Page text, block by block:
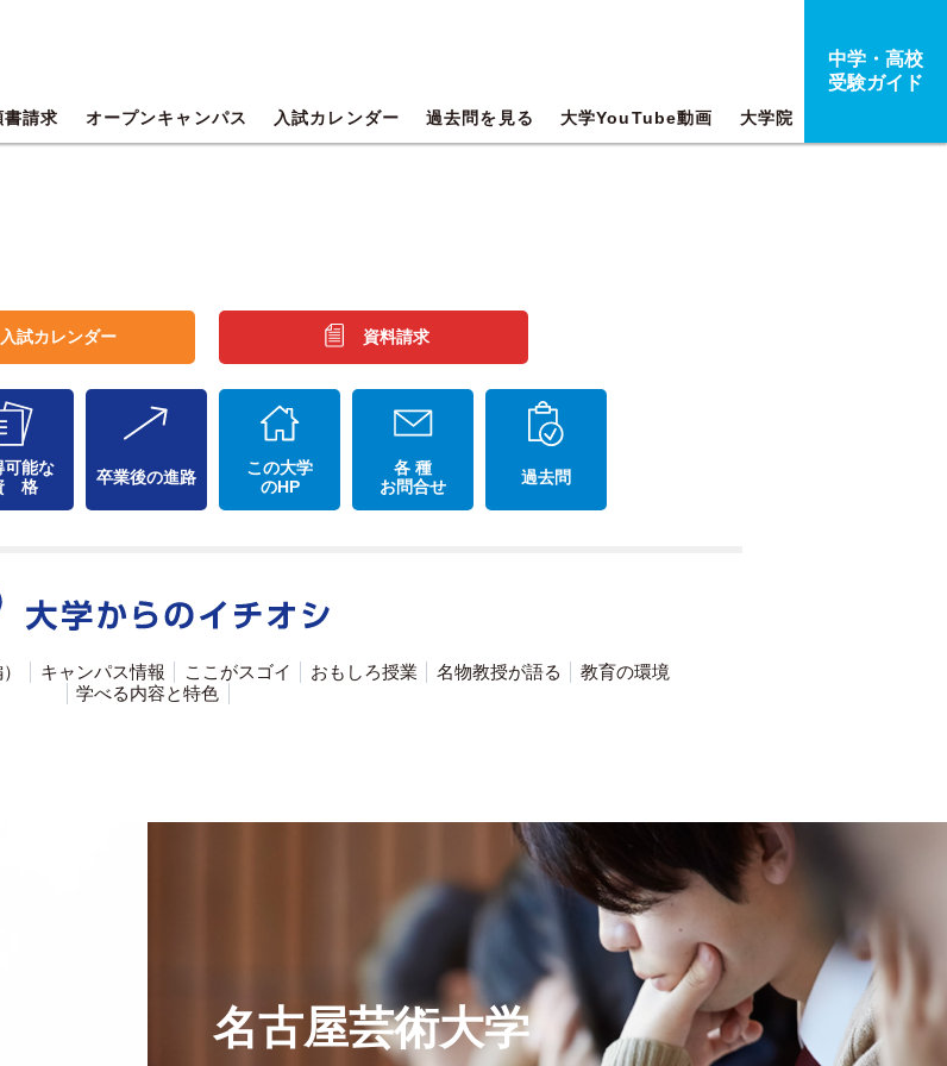
書請求 オープンキャンパス 入試カレンダー 過去問を見る 大学YouTube動画 大学院
中学・高校
受験ガイド
入試カレンダー 資料請求
可能な
格
卒業後の進路
この大学
のHP
各 種
お問合せ
過去問
キャンパス情報 ここがスゴイ おもしろ授業 名物教授が語る
教育の環境
学べる内容と特色
名古屋芸術大学